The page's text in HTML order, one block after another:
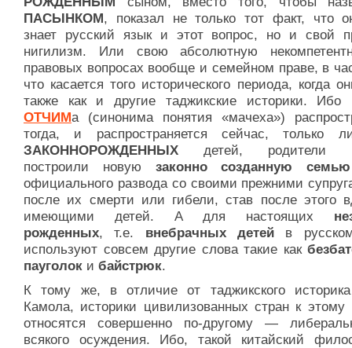
ПАСЫНКОМ, показал не только тот факт, что
знает русский язык и этот вопрос, но и свой
нигилизм. Или свою абсолютную
правовых вопросах вообще и семейном праве, в
что касается того исторического периода, когда
также как и другие таджикские историки. Ибо
ОТЧИМа (синонима понятия «мачеха»)
тогда, и распространяется сейчас, только
ЗАКОННОРОЖДЕННЫХ детей, родители
построили новую законно созданную семью
официального развода со своими прежними
после их смерти или гибели, став после этого
имеющими детей. А для настоящих
рожденных, т.е. внебрачных детей в
используют совсем другие слова такие как
пауголок и байстрюк.
К тому же, в отличие от таджикского
Камола, историки цивилизованных стран к этому
относятся совершенно по-другому —
всякого осуждения. Ибо, такой китайский